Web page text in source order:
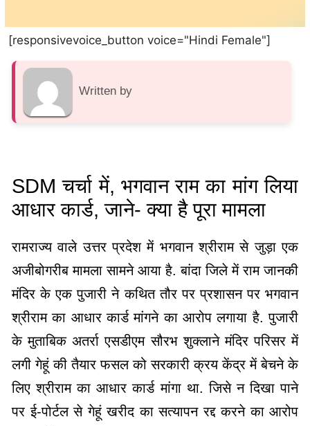
[responsivevoice_button voice="Hindi Female"]
Written by
SDM चर्चा में, भगवान राम का मांग लिया
आधार कार्ड, जाने- क्या है पूरा मामला
रामराज्य वाले उत्तर प्रदेश में भगवान श्रीराम से जुड़ा एक
अजीबोगरीब मामला सामने आया है. बांदा जिले में राम जानकी
मंदिर के एक पुजारी ने कथित तौर पर प्रशासन पर भगवान
श्रीराम का आधार कार्ड मांगने का आरोप लगाया है. पुजारी
के मुताबिक अतर्रा एसडीएम सौरभ शुक्लाने मंदिर परिसर में
लगी गेहूं की तैयार फसल को सरकारी क्रय केंद्र में बेचने के
लिए श्रीराम का आधार कार्ड मांगा था. जिसे न दिखा पाने
पर ई-पोर्टल से गेहूं खरीद का सत्यापन रद्द करने का आरोप